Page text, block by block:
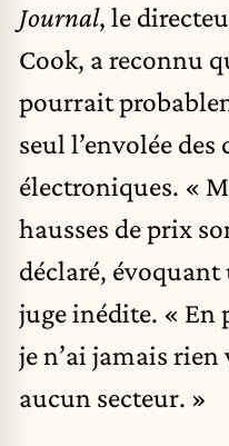
Journal, le
Cook, a reconnu
pourrait
seul l’envolée
électroniques. «
hausses de prix
déclaré,
juge inédite. « En
je n’ai jamais rien
aucun secteur. »